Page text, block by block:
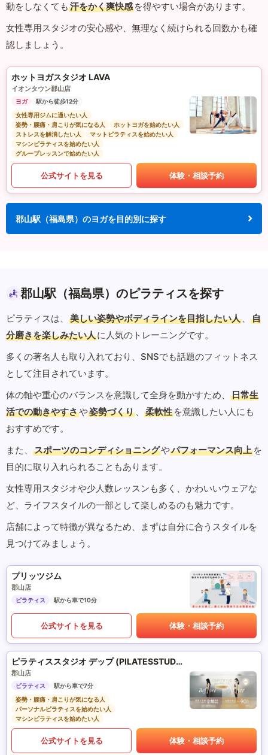
動をしなくても 汗をかく爽快感 を得やすい場合があります。
女性専用スタジオの安心感や、無理なく続けられる回数かも確
認しましょう。
ホットヨガスタジオ LAVA
イオンタウン郡山店
ヨガ
駅から徒歩12分
女性専用ジムに通いたい人
姿勢・腰痛・肩こりが気になる人
ホットヨガを始めたい人
ストレスを解消したい人
マットピラティスを始めたい人
マシンピラティスを始めたい人
グループレッスンで始めたい人
公式サイトを見る 体験・相談予約
郡山駅（福島県）のヨガを目的別に探す
郡山駅（福島県）のピラティスを探す
ピラティスは、 美しい姿勢やボディラインを目指したい人 、
自
分磨きを楽しみたい人に人気のトレーニングです。
多くの著名人も取り入れており、SNSでも話題のフィットネス
として注目されています。
体の軸や重心のバランスを意識して全身を動かすため、
日常生
活での動きやすさや姿勢づくり 、 柔軟性 を意識したい人にも
おすすめです。
また、
スポーツのコンディショニングやパフォーマンス向上 を
目的に取り入れられることもあります。
女性専用スタジオや少人数レッスンも多く、かわいいウェアな
ど、ライフスタイルの一部として楽しめるのも魅力です。
店舗によって特徴が異なるため、まずは自分に合うスタイルを
見つけてみましょう。
プリッツジム
郡山店
ピラティス 駅から車で10分
公式サイトを見る 体験・相談予約
ピラティススタジオ デップ (PILATESSTUDIO DEP)
郡山店
ピラティス
駅から車で7分
姿勢・腰痛・肩こりが気になる人
パーソナルピラティスを始めたい人
マシンピラティスを始めたい人
公式サイトを見る 体験・相談予約